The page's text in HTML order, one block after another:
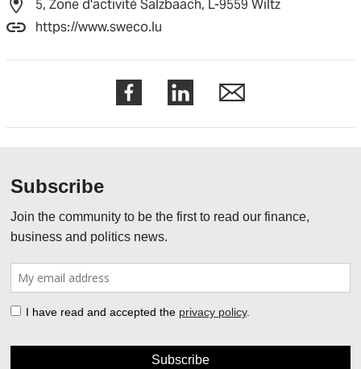
5, Zone d'activité Salzbaach, L-9559 Wiltz
https://www.sweco.lu